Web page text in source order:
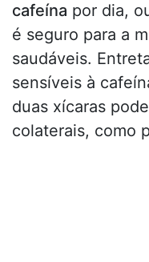
cafeína por dia,
é seguro para a
saudáveis.
sensíveis à
duas xícaras
colaterais, como